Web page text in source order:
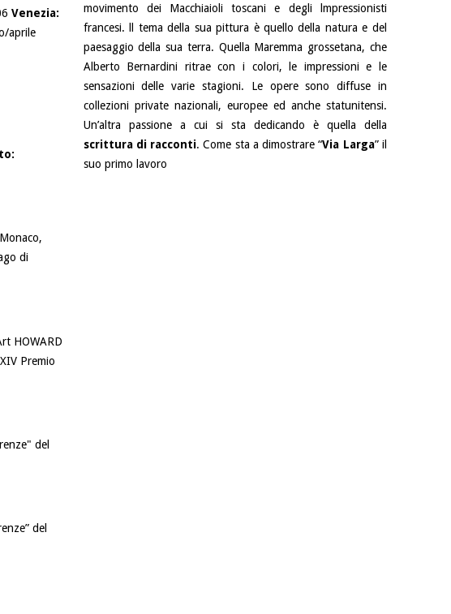
Venezia:
aprile
di
HOWARD
Premio
del
del
movimento dei Macchiaioli toscani e degli lmpressionisti
francesi. ll tema della sua pittura è quello della natura e del
paesaggio della sua terra. Quella Maremma grossetana, che
Alberto Bernardini ritrae con i colori, le impressioni e le
sensazioni delle varie stagioni. Le opere sono diffuse in
collezioni private nazionali, europee ed anche statunitensi.
Un’altra passione a cui si sta dedicando è quella della
scrittura di racconti. Come sta a dimostrare “Via Larga” il
suo primo lavoro